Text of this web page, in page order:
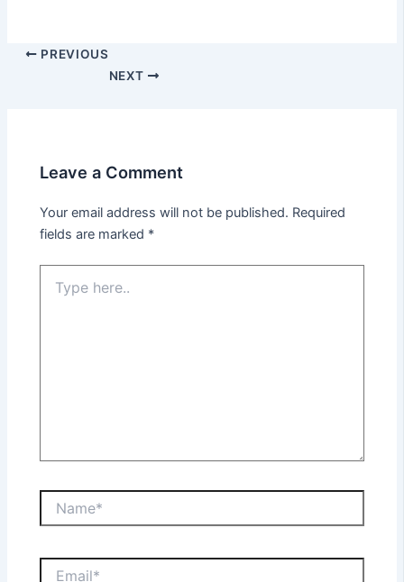
PREVIOUS
NEXT
Leave a Comment
Your email address will not be published. Required
fields are marked *
here..